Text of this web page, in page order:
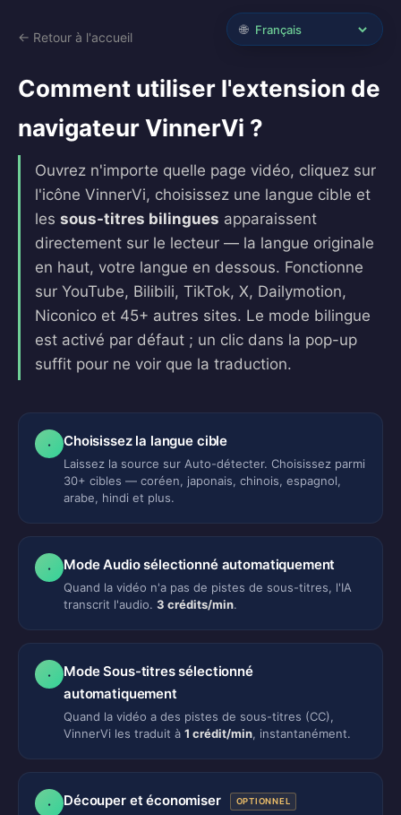
← Retour à l'accueil
Comment utiliser l'extension de
navigateur VinnerVi ?
Ouvrez n'importe quelle page vidéo, cliquez sur
l'icône VinnerVi, choisissez une langue cible et
les sous-titres bilingues apparaissent
directement sur le lecteur — la langue originale
en haut, votre langue en dessous. Fonctionne
sur YouTube, Bilibili, TikTok, X, Dailymotion,
Niconico et 45+ autres sites. Le mode bilingue
est activé par défaut ; un clic dans la pop-up
suffit pour ne voir que la traduction.
· Choisissez la langue cible
Laissez la source sur Auto-détecter. Choisissez parmi
30+ cibles — coréen, japonais, chinois, espagnol,
arabe, hindi et plus.
· Mode Audio sélectionné automatiquement
Quand la vidéo n'a pas de pistes de sous-titres, l'IA
transcrit l'audio. 3 crédits/min.
·
Mode Sous-titres sélectionné
automatiquement
Quand la vidéo a des pistes de sous-titres (CC),
VinnerVi les traduit à 1 crédit/min, instantanément.
· Découper et économiser OPTIONNEL
🌐